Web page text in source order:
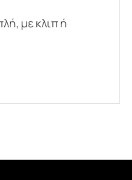
με κλιπ ή